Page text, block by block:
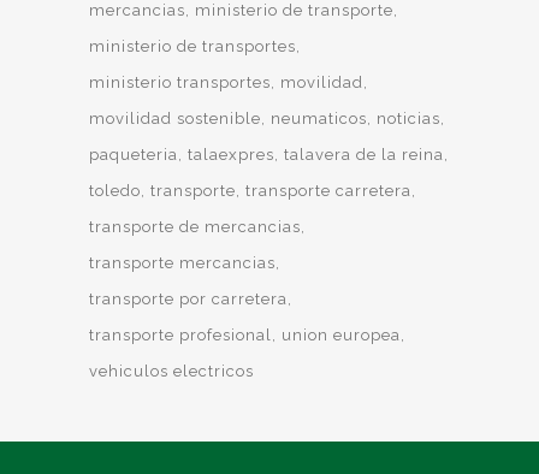
mercancias
ministerio de transporte
ministerio de transportes
ministerio transportes
movilidad
movilidad sostenible
neumaticos
noticias
paqueteria talaexpres talavera de la reina
toledo transporte transporte carretera
transporte de mercancias
transporte mercancias
transporte por carretera
transporte profesional
union europea
vehiculos electricos